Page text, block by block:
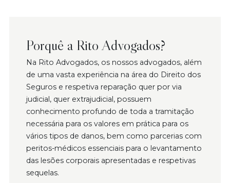
Porquê a Rito Advogados?
Na Rito Advogados, os nossos advogados, além
de uma vasta experiência na área do Direito dos
Seguros e respetiva reparação quer por via
judicial, quer extrajudicial, possuem
conhecimento profundo de toda a tramitação
necessária para os valores em prática para os
vários tipos de danos, bem como parcerias com
peritos-médicos essenciais para o levantamento
das lesões corporais apresentadas e respetivas
sequelas.